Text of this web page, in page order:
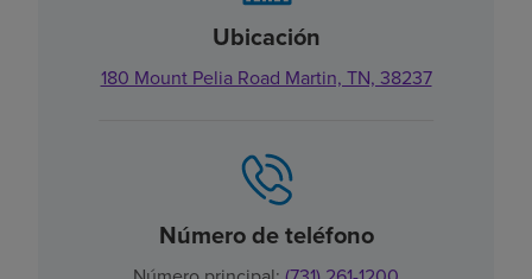
Ubicación
180 Mount Pelia Road Martin, TN, 38237
Número de teléfono